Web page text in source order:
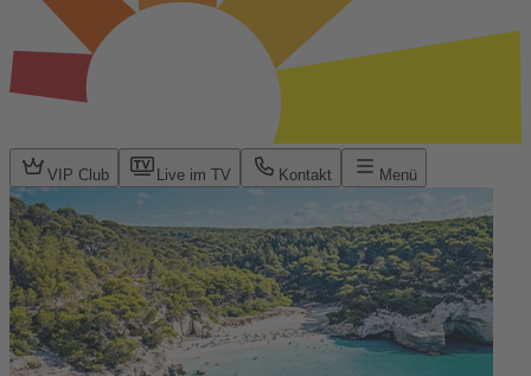
VIP Club Live im TV Kontakt Menü